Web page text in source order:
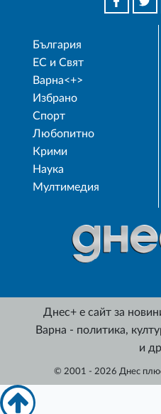
България
ЕС и Свят
Варна<+>
Избрано
Спорт
Любопитно
Крими
Наука
Мултимедия
Днес+ е сайт за
Варна - политика,
и
© 2001 - 2026 Днес